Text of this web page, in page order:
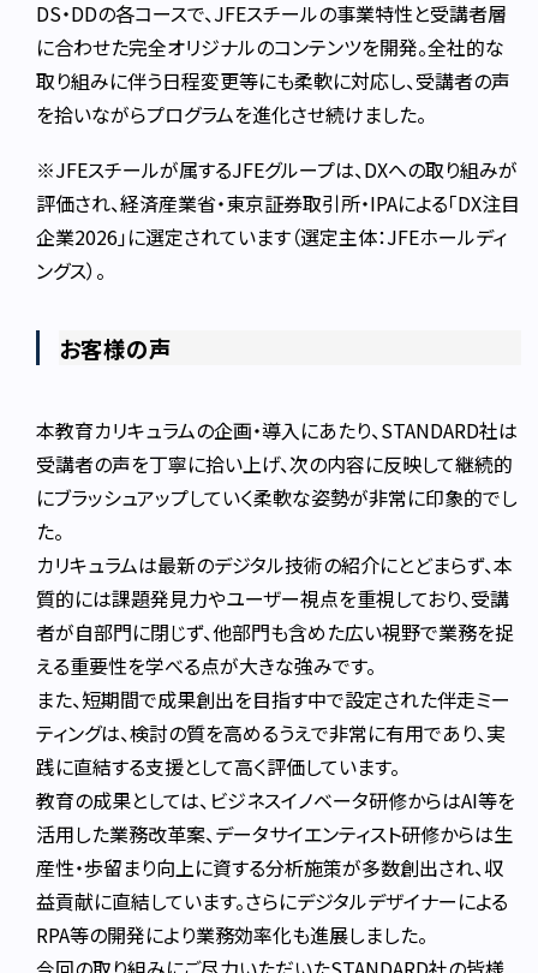
DS・DDの各コースで、JFEスチールの事業特性と受講者層
に合わせた完全オリジナルのコンテンツを開発。全社的な
取り組みに伴う日程変更等にも柔軟に対応し、受講者の声
を拾いながらプログラムを進化させ続けました。
※JFEスチールが属するJFEグループは、DXへの取り組みが
評価され、経済産業省・東京証券取引所・IPAによる「DX注目
企業2026」に選定されています（選定主体：JFEホールディ
ングス）。
お客様の声
本教育カリキュラムの企画・導入にあたり、STANDARD社は
受講者の声を丁寧に拾い上げ、次の内容に反映して継続的
にブラッシュアップしていく柔軟な姿勢が非常に印象的でし
た。
カリキュラムは最新のデジタル技術の紹介にとどまらず、本
質的には課題発見力やユーザー視点を重視しており、受講
者が自部門に閉じず、他部門も含めた広い視野で業務を捉
える重要性を学べる点が大きな強みです。
また、短期間で成果創出を目指す中で設定された伴走ミー
ティングは、検討の質を高めるうえで非常に有用であり、実
践に直結する支援として高く評価しています。
教育の成果としては、ビジネスイノベータ研修からはAI等を
活用した業務改革案、データサイエンティスト研修からは生
産性・歩留まり向上に資する分析施策が多数創出され、収
益貢献に直結しています。さらにデジタルデザイナーによる
RPA等の開発により業務効率化も進展しました。